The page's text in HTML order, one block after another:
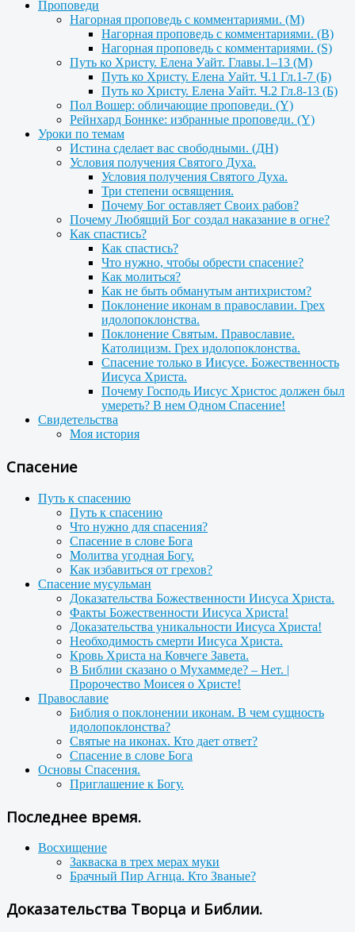
Проповеди
Нагорная проповедь с комментариями. (М)
Нагорная проповедь с комментариями. (B)
Нагорная проповедь с комментариями. (S)
Путь ко Христу. Елена Уайт. Главы.1–13 (М)
Путь ко Христу. Елена Уайт. Ч.1 Гл.1-7 (Б)
Путь ко Христу. Елена Уайт. Ч.2 Гл.8-13 (Б)
Пол Вошер: обличающие проповеди. (Y)
Рейнхард Боннке: избранные проповеди. (Y)
Уроки по темам
Истина сделает вас свободными. (ДН)
Условия получения Святого Духа.
Условия получения Святого Духа.
Три степени освящения.
Почему Бог оставляет Своих рабов?
Почему Любящий Бог создал наказание в огне?
Как спастись?
Как спастись?
Что нужно, чтобы обрести спасение?
Как молиться?
Как не быть обманутым антихристом?
Поклонение иконам в православии. Грех
идолопоклонства.
Поклонение Святым. Православие.
Католицизм. Грех идолопоклонства.
Спасение только в Иисусе. Божественность
Иисуса Христа.
Почему Господь Иисус Христос должен был
умереть? В нем Одном Спасение!
Свидетельства
Моя история
Спасение
Путь к спасению
Путь к спасению
Что нужно для спасения?
Спасение в слове Бога
Молитва угодная Богу.
Как избавиться от грехов?
Спасение мусульман
Доказательства Божественности Иисуса Христа.
Факты Божественности Иисуса Христа!
Доказательства уникальности Иисуса Христа!
Необходимость смерти Иисуса Христа.
Кровь Христа на Ковчеге Завета.
В Библии сказано о Мухаммеде? – Нет. |
Пророчество Моисея о Христе!
Православие
Библия о поклонении иконам. В чем сущность
идолопоклонства?
Святые на иконах. Кто дает ответ?
Спасение в слове Бога
Основы Спасения.
Приглашение к Богу.
Последнее время.
Восхищение
Закваска в трех мерах муки
Брачный Пир Агнца. Кто Званые?
Доказательства Творца и Библии.